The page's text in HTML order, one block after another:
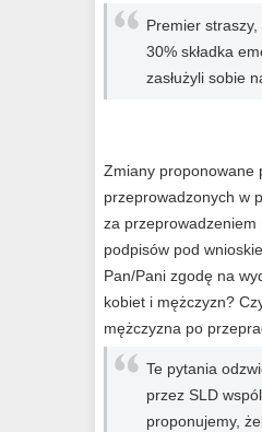
Premier
30% składka
zasłużyli sobie
Zmiany proponowane
przeprowadzonych w
za
podpisów pod
Pan/Pani zgodę na
kobiet i mężczyzn?
mężczyzna po
Te pytania
przez SLD
proponujemy,